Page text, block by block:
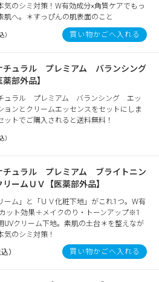
気のシミ対策！W有効成分×角質ケアでもっ
肌へ。＊すっぴんの肌表面のこと
） 買い物かごへ入れる
ュラル プレミアム バランシング
部外品】
ュラル プレミアム バランシング エッ
ョンとクリームエッセンスをセットにしま
ットでご購入されると送料無料！
）
ュラル プレミアム ブライトニン
ームＵＶ【医薬部外品】
ーム」と「ＵＶ化粧下地」がこれ1つ。W有
ット効果＋メイクのり・トーンアップ※1
UVクリーム下地。素肌の土台＊を整えなが
気のシミ対策！
） 買い物かごへ入れる